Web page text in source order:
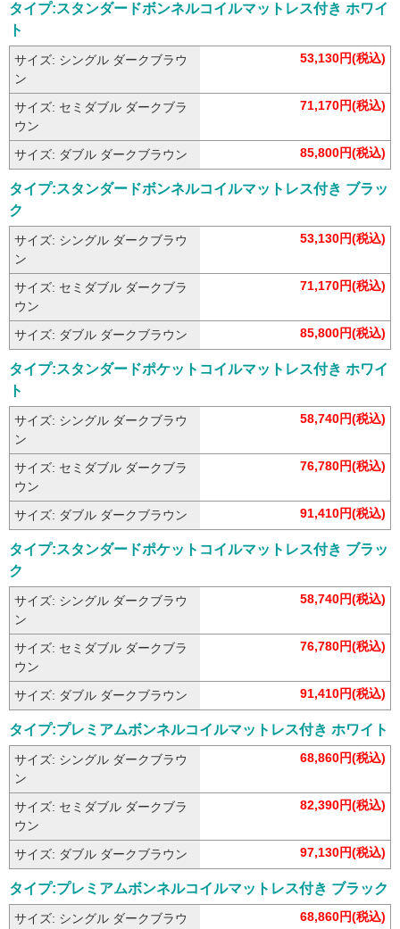
タイプ:スタンダードボンネルコイルマットレス付き ホワイ
ト
サイズ: シングル ダークブラウ
ン
53,130円(税込)
サイズ: セミダブル ダークブラ
ウン
71,170円(税込)
サイズ: ダブル ダークブラウン 85,800円(税込)
タイプ:スタンダードボンネルコイルマットレス付き ブラッ
ク
サイズ: シングル ダークブラウ
ン
53,130円(税込)
サイズ: セミダブル ダークブラ
ウン
71,170円(税込)
サイズ: ダブル ダークブラウン 85,800円(税込)
タイプ:スタンダードポケットコイルマットレス付き ホワイ
ト
サイズ: シングル ダークブラウ
ン
58,740円(税込)
サイズ: セミダブル ダークブラ
ウン
76,780円(税込)
サイズ: ダブル ダークブラウン 91,410円(税込)
タイプ:スタンダードポケットコイルマットレス付き ブラッ
ク
サイズ: シングル ダークブラウ
ン
58,740円(税込)
サイズ: セミダブル ダークブラ
ウン
76,780円(税込)
サイズ: ダブル ダークブラウン 91,410円(税込)
タイプ:プレミアムボンネルコイルマットレス付き ホワイト
サイズ: シングル ダークブラウ
ン
68,860円(税込)
サイズ: セミダブル ダークブラ
ウン
82,390円(税込)
サイズ: ダブル ダークブラウン 97,130円(税込)
タイプ:プレミアムボンネルコイルマットレス付き ブラック
サイズ: シングル ダークブラウ
68,860円(税込)